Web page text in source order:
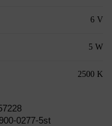
6 V
5 W
2500 K
0277-5st